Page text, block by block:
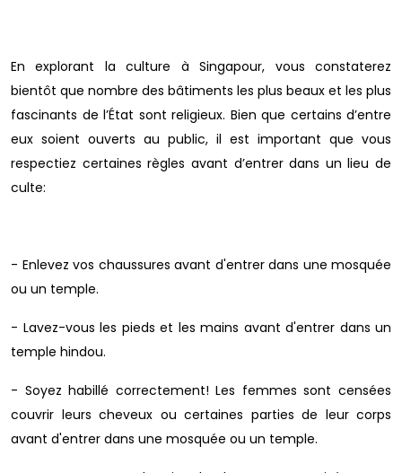
En explorant la culture à Singapour, vous constaterez
bientôt que nombre des bâtiments les plus beaux et les plus
fascinants de l’État sont religieux. Bien que certains d’entre
eux soient ouverts au public, il est important que vous
respectiez certaines règles avant d’entrer dans un lieu de
culte:
- Enlevez vos chaussures avant d'entrer dans une mosquée
ou un temple.
- Lavez-vous les pieds et les mains avant d'entrer dans un
temple hindou.
- Soyez habillé correctement! Les femmes sont censées
couvrir leurs cheveux ou certaines parties de leur corps
avant d'entrer dans une mosquée ou un temple.